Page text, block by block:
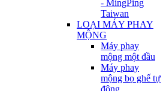
- MingPing
Taiwan
LOẠI MÁY PHAY
MỘNG
Máy phay
mộng một đầu
Máy phay
mộng bọ ghế tự
động